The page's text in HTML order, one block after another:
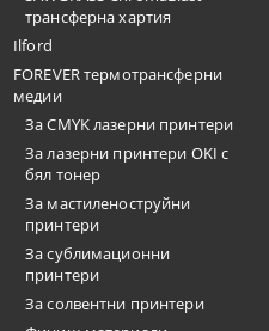
трансферна хартия
Ilford
FOREVER термотрансферни
медии
За CMYK лазерни принтери
За лазерни принтери OKI с
бял тонер
За мастиленоструйни
принтери
За сублимационни
принтери
За солвентни принтери